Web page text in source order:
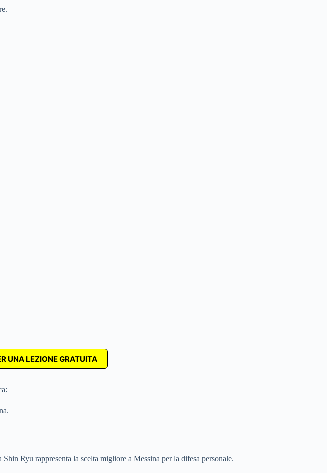
UNA LEZIONE GRATUITA
Ryu rappresenta la scelta migliore a Messina per la difesa personale.